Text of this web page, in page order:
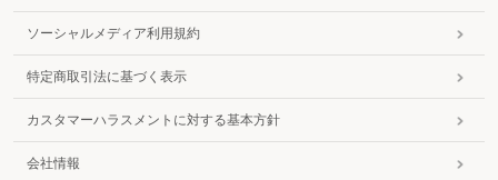
ソーシャルメディア利用規約
特定商取引法に基づく表示
カスタマーハラスメントに対する基本方針
会社情報